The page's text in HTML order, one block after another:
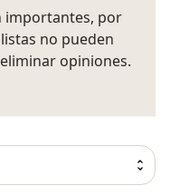
importantes, por
no pueden
opiniones.